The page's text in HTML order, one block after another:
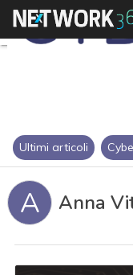
Ultimi articoli
A Anna